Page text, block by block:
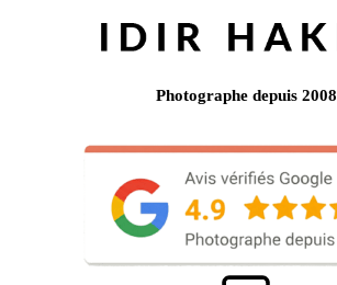
Photographe depuis 2008